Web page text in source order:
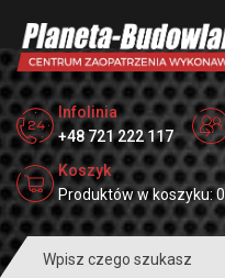
Infolinia
+48 721 222 117
Koszyk
Produktów w koszyku: 0
for: